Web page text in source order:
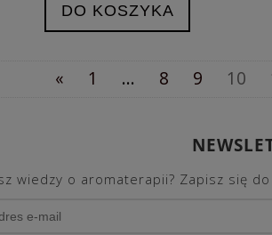
DO KOSZYKA
« 1 ... 8 9 10
wiedzy o aromaterapii? Zapisz się